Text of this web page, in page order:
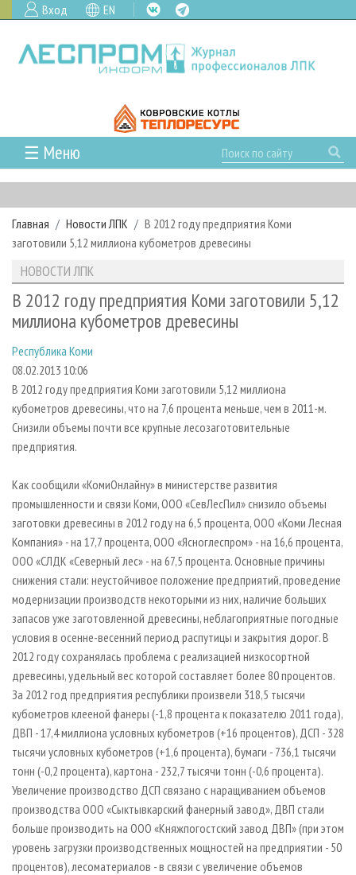
Вход EN
☰ Меню
ГЛАВНАЯ
РУБРИКИ И ТЕМЫ
РУБРИКИ ЖУРНАЛА
ЛЕСОЗАГОТОВКА
ЛЕСОПИЛЕНИЕ
СУШКА ДРЕВЕСИНЫ
ПРОИЗВОДСТВО ДРЕВЕСНЫХ ПЛИТ
ДЕРЕВЯННОЕ ДОМОСТРОЕНИЕ
ПРОИЗВОДСТВО МЕБЕЛИ
ЦБП
ИНСТРУМЕНТ И МАТЕРИАЛЫ
НОВОСТИ
НОВОСТИ ЛПК
НОВОСТИ ЖУРНАЛА
ПРОЕКТЫ ЛПИ
АНАЛИТИКА
ПРЕДПРИЯТИЯ ЛПК
ПЕРСОНЫ
МОБИЛЬНЫЕ ВЫСТАВКИ
ОФИЦИАЛЬНЫЕ ДЕЛЕГАЦИИ
ПРИОРИТЕТНЫЕ ИНВЕСТПРОЕКТЫ
ГАЗЕТА ЛЕСПРОМФОРУМ
БИБЛИОТЕКА СПЕЦИАЛИСТА
АРХИВ
АРХИВ ЖУРНАЛОВ
СТАТЬИ
О ЖУРНАЛЕ
ПОДПИСКА
КОНТАКТЫ
РЕКЛАМОДАТЕЛЯМ
РЕКЛАМА
РЕКЛАМА НА САЙТЕ
Главная Новости ЛПК
В 2012 году предприятия Коми
заготовили 5,12 миллиона кубометров древесины
НОВОСТИ ЛПК
В 2012 году предприятия Коми заготовили 5,12
миллиона кубометров древесины
Республика Коми
08.02.2013 10:06
В 2012 году предприятия Коми заготовили 5,12 миллиона
кубометров древесины, что на 7,6 процента меньше, чем в 2011-м.
Снизили объемы почти все крупные лесозаготовительные
предприятия.
Как сообщили «КомиОнлайну» в министерстве развития
промышленности и связи Коми, ООО «СевЛесПил» снизило объемы
заготовки древесины в 2012 году на 6,5 процента, ООО «Коми Лесная
Компания» - на 17,7 процента, ООО «Ясноглеспром» - на 16,6 процента,
ООО «СЛДК «Северный лес» - на 67,5 процента. Основные причины
снижения стали: неустойчивое положение предприятий, проведение
модернизации производств некоторыми из них, наличие больших
запасов уже заготовленной древесины, неблагоприятные погодные
условия в осенне-весенний период распутицы и закрытия дорог. В
2012 году сохранялась проблема с реализацией низкосортной
древесины, удельный вес которой составляет более 80 процентов.
За 2012 год предприятия республики произвели 318,5 тысячи
кубометров клееной фанеры (-1,8 процента к показателю 2011 года),
ДВП - 17,4 миллиона условных кубометров (+16 процентов), ДСП - 328
тысячи условных кубометров (+1,6 процента), бумаги - 736,1 тысячи
тонн (-0,2 процента), картона - 232,7 тысячи тонн (-0,6 процента).
Увеличение производство ДСП связано с наращиванием объемов
производства ООО «Сыктывкарский фанерный завод», ДВП стали
больше производить на ООО «Княжпогостский завод ДВП» (при этом
уровень загрузки производственных мощностей на предприятии - 50
процентов), лесоматериалов - в связи с увеличение объемов